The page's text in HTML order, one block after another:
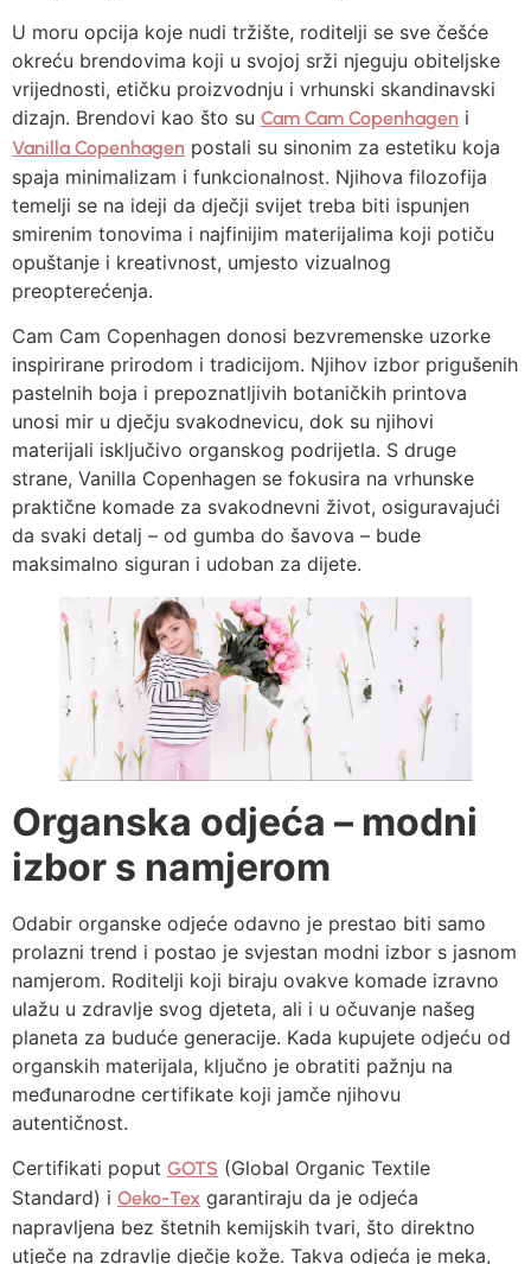
U moru opcija koje nudi tržište, roditelji se sve češće
okreću brendovima koji u svojoj srži njeguju obiteljske
vrijednosti, etičku proizvodnju i vrhunski skandinavski
dizajn. Brendovi kao što su Cam Cam Copenhagen i
Vanilla Copenhagen postali su sinonim za estetiku koja
spaja minimalizam i funkcionalnost. Njihova filozofija
temelji se na ideji da dječji svijet treba biti ispunjen
smirenim tonovima i najfinijim materijalima koji potiču
opuštanje i kreativnost, umjesto vizualnog
preopterećenja.
Cam Cam Copenhagen donosi bezvremenske uzorke
inspirirane prirodom i tradicijom. Njihov izbor prigušenih
pastelnih boja i prepoznatljivih botaničkih printova
unosi mir u dječju svakodnevicu, dok su njihovi
materijali isključivo organskog podrijetla. S druge
strane, Vanilla Copenhagen se fokusira na vrhunske
praktične komade za svakodnevni život, osiguravajući
da svaki detalj – od gumba do šavova – bude
maksimalno siguran i udoban za dijete.
Organska odjeća – modni
izbor s namjerom
Odabir organske odjeće odavno je prestao biti samo
prolazni trend i postao je svjestan modni izbor s jasnom
namjerom. Roditelji koji biraju ovakve komade izravno
ulažu u zdravlje svog djeteta, ali i u očuvanje našeg
planeta za buduće generacije. Kada kupujete odjeću od
organskih materijala, ključno je obratiti pažnju na
međunarodne certifikate koji jamče njihovu
autentičnost.
Certifikati poput GOTS (Global Organic Textile
Standard) i Oeko-Tex garantiraju da je odjeća
napravljena bez štetnih kemijskih tvari, što direktno
utječe na zdravlje dječje kože. Takva odjeća je meka,